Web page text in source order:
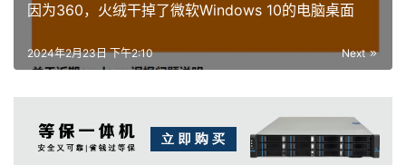
因为360，火绒干掉了微软Windows 10的电脑桌面
Next
2024年2月23日 下午2:10